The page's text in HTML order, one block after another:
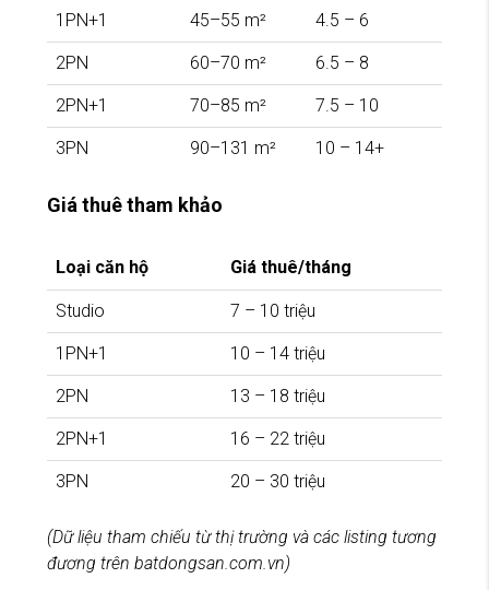
1PN+1 45–55 m² 4.5 – 6
2PN 60–70 m² 6.5 – 8
2PN+1 70–85 m² 7.5 – 10
3PN 90–131 m² 10 – 14+
Giá thuê tham khảo
Loại căn hộ Giá thuê/tháng
Studio 7 – 10 triệu
1PN+1 10 – 14 triệu
2PN 13 – 18 triệu
2PN+1 16 – 22 triệu
3PN 20 – 30 triệu
(Dữ liệu tham chiếu từ thị trường và các listing tương
đương trên batdongsan.com.vn)